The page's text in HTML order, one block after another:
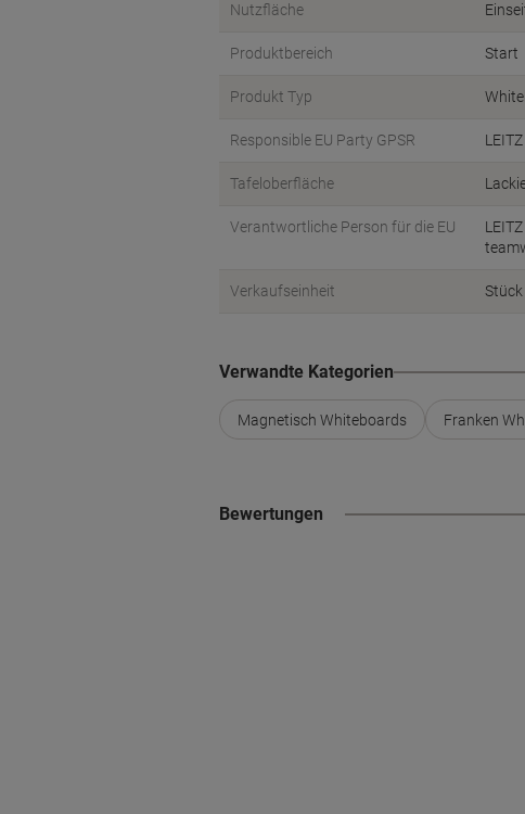
Nutzfläche
Produktbereich Start
Produkt Typ
Responsible EU Party GPSR
Tafeloberfläche
Verantwortliche Person für die EU
Verkaufseinheit Stück
Verwandte Kategorien
Magnetisch Whiteboards Franken
Bewertungen